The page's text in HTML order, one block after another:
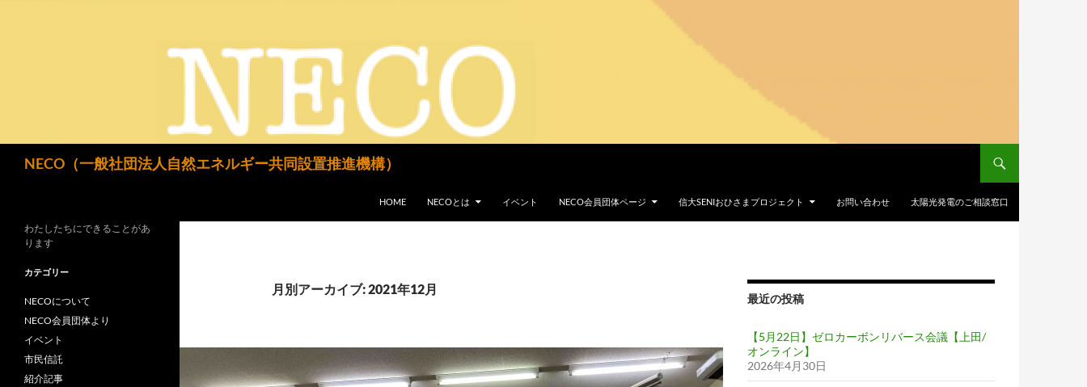
NECO（一般社団法人自然エネルギー共同設置推進機構）
HOME
NECOとは イベント NECO会員団体ページ 信大SENIおひさまプロジェクト お問い合わせ 太陽光発電のご相談窓口
月別アーカイブ: 2021年12月
最近の投稿
【5月22日】ゼロカーボンリバース会議【上田/
オンライン】
2026年4月30日
わたしたちにできることがあ
ります
カテゴリー
NECOについて
NECO会員団体より
イベント
市民信託
紹介記事